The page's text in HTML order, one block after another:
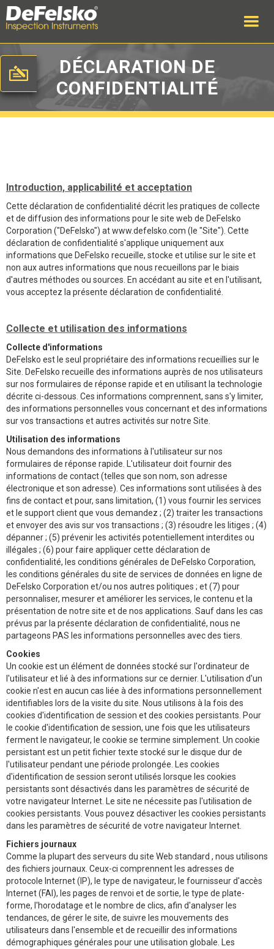
DÉCLARATION DE
CONFIDENTIALITÉ
Introduction, applicabilité et acceptation
Cette déclaration de confidentialité décrit les pratiques de collecte
et de diffusion des informations pour le site web de DeFelsko
Corporation ("DeFelsko") at www.defelsko.com (le "Site"). Cette
déclaration de confidentialité s'applique uniquement aux
informations que DeFelsko recueille, stocke et utilise sur le site et
non aux autres informations que nous recueillons par le biais
d'autres méthodes ou sources. En accédant au site et en l'utilisant,
vous acceptez la présente déclaration de confidentialité.
Collecte et utilisation des informations
Collecte d'informations
DeFelsko est le seul propriétaire des informations recueillies sur le
Site. DeFelsko recueille des informations auprès de nos utilisateurs
sur nos formulaires de réponse rapide et en utilisant la technologie
décrite ci-dessous. Ces informations comprennent, sans s'y limiter,
des informations personnelles vous concernant et des informations
sur vos transactions et autres activités sur notre Site.
Utilisation des informations
Nous demandons des informations à l'utilisateur sur nos
formulaires de réponse rapide. L'utilisateur doit fournir des
informations de contact (telles que son nom, son adresse
électronique et son adresse). Ces informations sont utilisées à des
fins de contact et pour, sans limitation, (1) vous fournir les services
et le support client que vous demandez ; (2) traiter les transactions
et envoyer des avis sur vos transactions ; (3) résoudre les litiges ; (4)
dépanner ; (5) prévenir les activités potentiellement interdites ou
illégales ; (6) pour faire appliquer cette déclaration de
confidentialité, les conditions générales de DeFelsko Corporation,
les conditions générales du site de services de données en ligne de
DeFelsko Corporation et/ou nos autres politiques ; et (7) pour
personnaliser, mesurer et améliorer les services, le contenu et la
présentation de notre site et de nos applications. Sauf dans les cas
prévus par la présente déclaration de confidentialité, nous ne
partageons PAS les informations personnelles avec des tiers.
Cookies
Un cookie est un élément de données stocké sur l'ordinateur de
l'utilisateur et lié à des informations sur ce dernier. L'utilisation d'un
cookie n'est en aucun cas liée à des informations personnellement
identifiables lors de la visite du site. Nous utilisons à la fois des
cookies d'identification de session et des cookies persistants. Pour
le cookie d'identification de session, une fois que les utilisateurs
ferment le navigateur, le cookie se termine simplement. Un cookie
persistant est un petit fichier texte stocké sur le disque dur de
l'utilisateur pendant une période prolongée. Les cookies
d'identification de session seront utilisés lorsque les cookies
persistants sont désactivés dans les paramètres de sécurité de
votre navigateur Internet. Le site ne nécessite pas l'utilisation de
cookies persistants. Vous pouvez désactiver les cookies persistants
dans les paramètres de sécurité de votre navigateur Internet.
Fichiers journaux
Comme la plupart des serveurs du site Web standard , nous utilisons
des fichiers journaux. Ceux-ci comprennent les adresses de
protocole Internet (IP), le type de navigateur, le fournisseur d'accès
Internet (FAI), les pages de renvoi et de sortie, le type de plate-
forme, l'horodatage et le nombre de clics, afin d'analyser les
tendances, de gérer le site, de suivre les mouvements des
utilisateurs dans l'ensemble et de recueillir des informations
démographiques générales pour une utilisation globale. Les